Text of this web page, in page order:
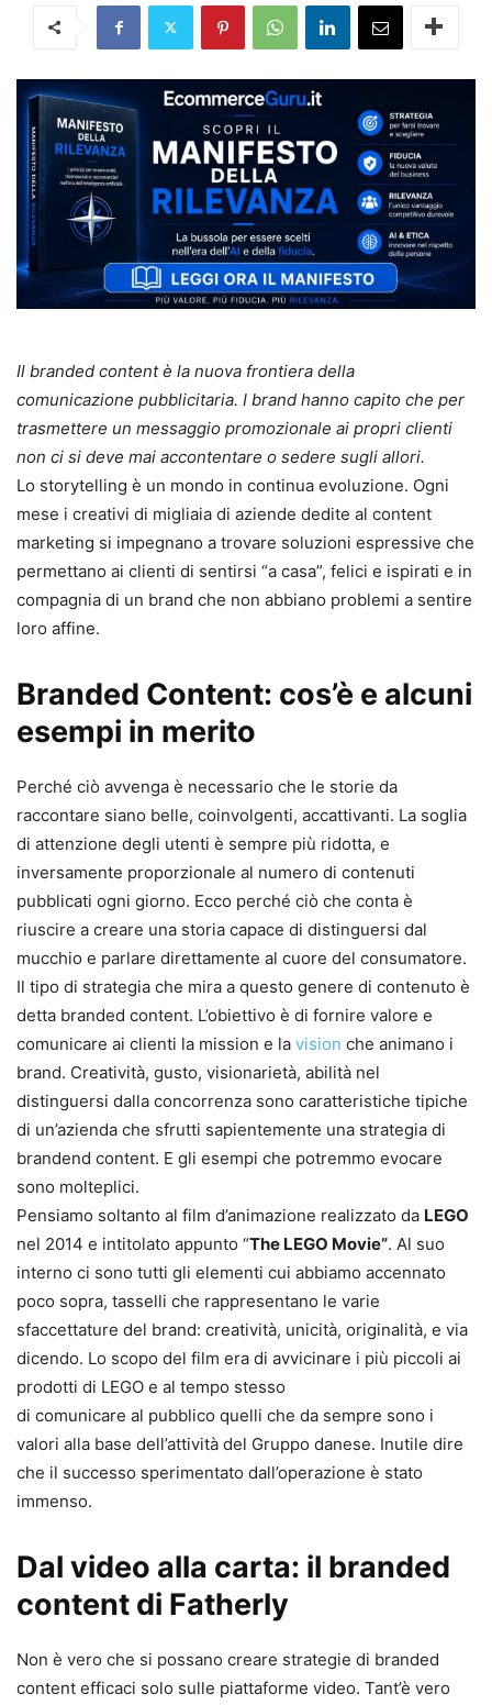
Il branded content è la nuova frontiera della
comunicazione pubblicitaria. I brand hanno capito che per
trasmettere un messaggio promozionale ai propri clienti
non ci si deve mai accontentare o sedere sugli allori.
Lo storytelling è un mondo in continua evoluzione. Ogni
mese i creativi di migliaia di aziende dedite al content
marketing si impegnano a trovare soluzioni espressive che
permettano ai clienti di sentirsi “a casa”, felici e ispirati e in
compagnia di un brand che non abbiano problemi a sentire
loro affine.
Branded Content: cos’è e alcuni
esempi in merito
Perché ciò avvenga è necessario che le storie da
raccontare siano belle, coinvolgenti, accattivanti. La soglia
di attenzione degli utenti è sempre più ridotta, e
inversamente proporzionale al numero di contenuti
pubblicati ogni giorno. Ecco perché ciò che conta è
riuscire a creare una storia capace di distinguersi dal
mucchio e parlare direttamente al cuore del consumatore.
Il tipo di strategia che mira a questo genere di contenuto è
detta branded content. L’obiettivo è di fornire valore e
comunicare ai clienti la mission e la vision che animano i
brand. Creatività, gusto, visionarietà, abilità nel
distinguersi dalla concorrenza sono caratteristiche tipiche
di un’azienda che sfrutti sapientemente una strategia di
brandend content. E gli esempi che potremmo evocare
sono molteplici.
Pensiamo soltanto al film d’animazione realizzato da LEGO
nel 2014 e intitolato appunto “The LEGO Movie”. Al suo
interno ci sono tutti gli elementi cui abbiamo accennato
poco sopra, tasselli che rappresentano le varie
sfaccettature del brand: creatività, unicità, originalità, e via
dicendo. Lo scopo del film era di avvicinare i più piccoli ai
prodotti di LEGO e al tempo stesso
di comunicare al pubblico quelli che da sempre sono i
valori alla base dell’attività del Gruppo danese. Inutile dire
che il successo sperimentato dall’operazione è stato
immenso.
Dal video alla carta: il branded
content di Fatherly
Non è vero che si possano creare strategie di branded
content efficaci solo sulle piattaforme video. Tant’è vero